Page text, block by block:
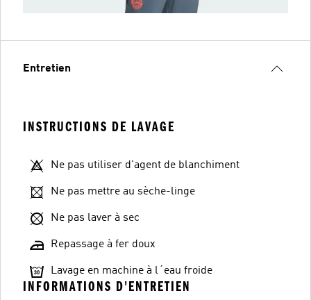
Entretien
INSTRUCTIONS DE LAVAGE
Ne pas utiliser d'agent de blanchiment
Ne pas mettre au sèche-linge
Ne pas laver à sec
Repassage à fer doux
Lavage en machine à l´eau froide
INFORMATIONS D'ENTRETIEN